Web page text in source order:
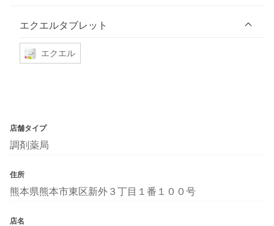
エクエルタブレット
エクエル
店舗タイプ
調剤薬局
住所
熊本県熊本市東区新外３丁目１番１００号
店名